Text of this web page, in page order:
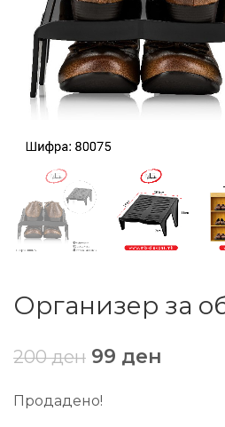
Организер за
200ден 99 ден
Продадено!